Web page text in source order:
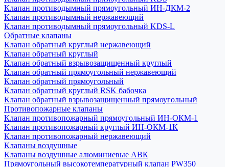
Клапан противодымный прямоугольный ИН-ДКМ-2
Клапан противодымный нержавеющий
Клапан противодымный прямоугольный KDS-L
Обратные клапаны
Клапан обратный круглый нержавеющий
Клапан обратный круглый
Клапан обратный взрывозащищенный круглый
Клапан обратный прямоугольный нержавеющий
Клапан обратный прямоугольный
Клапан обратный круглый RSK бабочка
Клапан обратный взрывозащищенный прямоугольный
Противопожарные клапаны
Клапан противопожарный прямоугольный ИН-ОКМ-1
Клапан противопожарный круглый ИН-ОКМ-1К
Клапан противопожарный нержавеющий
Клапаны воздушные
Клапаны воздушные алюминиевые АВК
Прямоугольный высокотемпературный клапан PW350